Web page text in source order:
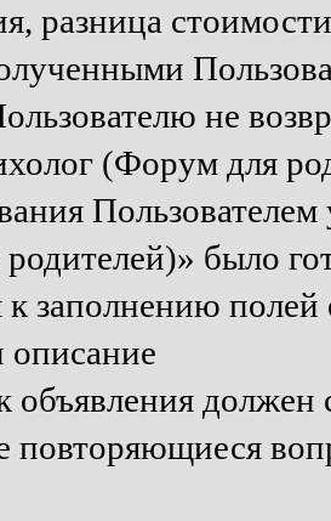
разница
не
(Форум для
было
к заполнению полей
описание
должен
повторяющиеся